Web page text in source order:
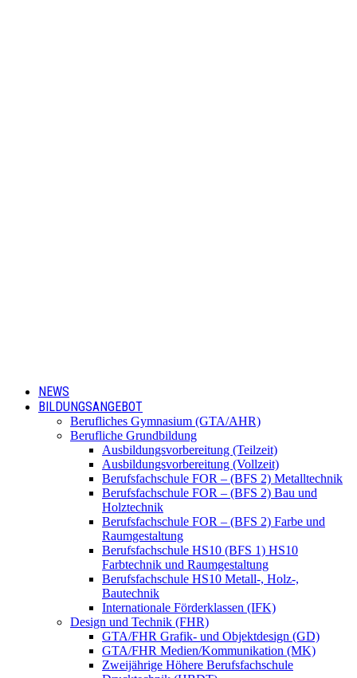
NEWS
BILDUNGSANGEBOT
Berufliches Gymnasium (GTA/AHR)
Berufliche Grundbildung
Ausbildungsvorbereitung (Teilzeit)
Ausbildungsvorbereitung (Vollzeit)
Berufsfachschule FOR – (BFS 2) Metalltechnik
Berufsfachschule FOR – (BFS 2) Bau und
Holztechnik
Berufsfachschule FOR – (BFS 2) Farbe und
Raumgestaltung
Berufsfachschule HS10 (BFS 1) HS10
Farbtechnik und Raumgestaltung
Berufsfachschule HS10 Metall-, Holz-,
Bautechnik
Internationale Förderklassen (IFK)
Design und Technik (FHR)
GTA/FHR Grafik- und Objektdesign (GD)
GTA/FHR Medien/Kommunikation (MK)
Zweijährige Höhere Berufsfachschule